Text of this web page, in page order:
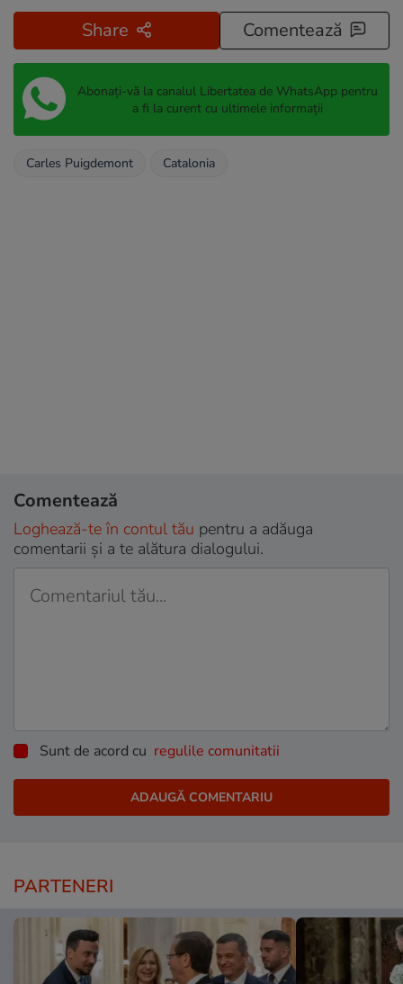
Share Comentează
Abonați-vă la canalul Libertatea de WhatsApp pentru
a fi la curent cu ultimele informații
Carles Puigdemont Catalonia
Comentează
Loghează-te în contul tău pentru a adăuga
comentarii și a te alătura dialogului.
Sunt de acord cu regulile comunitatii
PARTENERI